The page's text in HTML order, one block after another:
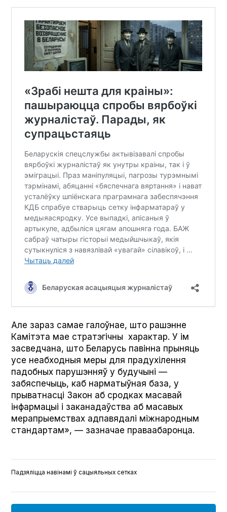
Але зараз самае галоўнае, што рашэнне
Камітэта мае стратэгічны характар. У ім
засведчана, што Беларусь павінна прыняць
усе неабходныя меры для прадухілення
падобных парушэнняў у будучыні —
забяспечыць, каб нарматыўная база, у
прыватнасці Закон аб сродках масавай
інфармацыі і заканадаўства аб масавых
мерапрыемствах адпавядалі міжнародным
стандартам», — зазначае праваабаронца.
Падзяліцца навінамі ў сацыяльных сетках